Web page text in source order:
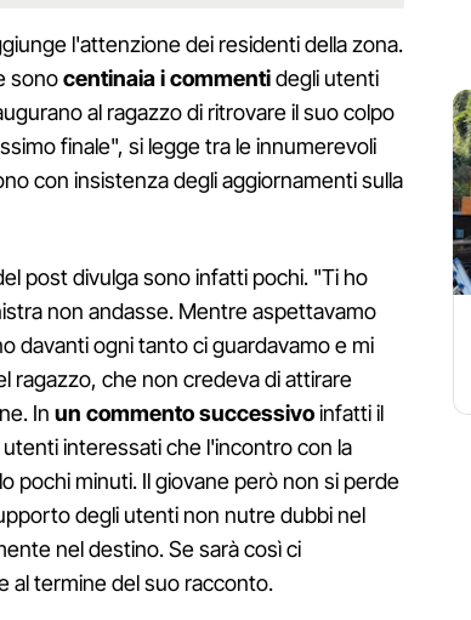
l'attenzione dei residenti della zona.
sonocentinaia i commentidegli utenti
al ragazzo di ritrovare il suo colpo
finale", si legge tra le innumerevoli
con insistenza degli aggiornamenti sulla
post divulga sono infatti pochi. "Ti ho
non andasse. Mentre aspettavamo
davanti ogni tanto ci guardavamo e mi
ragazzo, che non credeva di attirare
In un commento successivoinfatti il
interessati che l'incontro con la
pochi minuti. Il giovane però non si perde
degli utenti non nutre dubbi nel
nel destino. Se sarà così ci
al termine del suo racconto.